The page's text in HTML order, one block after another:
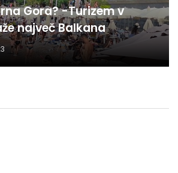
Gora? -Turizem v
največ Balkana